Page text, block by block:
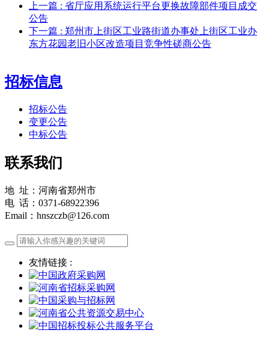
上一篇 : 省厅应用系统运行平台更换故障部件项目成交
公告
下一篇 : 郑州市上街区工业路街道办事处上街区工业办
东方花园老旧小区改造项目竞争性磋商公告
招标信息
招标公告
变更公告
中标公告
联系我们
地 址：河南省郑州市
电 话：0371-68922396
Email：hnszczb@126.com
友情链接 :